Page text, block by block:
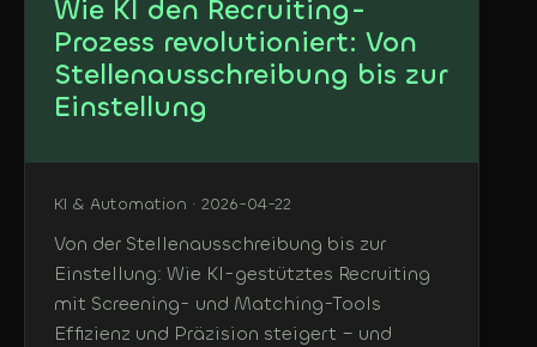
Wie KI den Recruiting-
Prozess revolutioniert: Von
Stellenausschreibung bis zur
Einstellung
KI & Automation · 2026-04-22
Von der Stellenausschreibung bis zur
Einstellung: Wie KI-gestütztes Recruiting
mit Screening- und Matching-Tools
Effizienz und Präzision steigert – und